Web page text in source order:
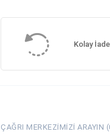
Kolay İade
ÇAĞRI MERKEZIMIZI ARAYIN